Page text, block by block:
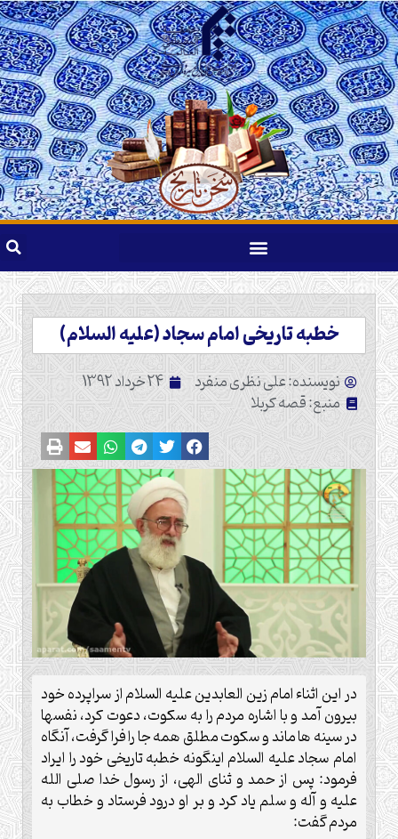
خطبه تاریخی امام سجاد (علیه السلام)
نویسنده: علی نظری منفرد 24 خرداد 1392
منبع: قصه کربلا
در این اثناء امام زین العابدین علیه السلام از سراپرده خود
بیرون آمد و با اشاره مردم را به سکوت، دعوت کرد، نفسها
در سینه ها ماند و سکوت مطلق همه جا را فرا گرفت، آنگاه
امام سجاد علیه السلام اینگونه خطبه تاریخی خود را ایراد
فرمود: پس از حمد و ثنای الهی، از رسول خدا صلی الله
علیه و آله و سلم یاد کرد و بر او درود فرستاد و خطاب به
مردم گفت: